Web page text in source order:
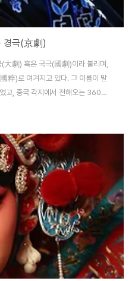
경극(京劇)
大劇) 혹은 국극(國劇)이라 불리며,
粹)로 여겨지고 있다. 그 이름이 말
고, 중국 각지에서 전해오는 360여
창극 예술이다. 서양에서는 Beijing
隆) 55년(1790) 건륭 황제의 탄생
성, 절강성, 강서성에서 유행한 지
로운 형태의 연극으로 태어나 북경
에 남아 발전하게 되었다는 설이